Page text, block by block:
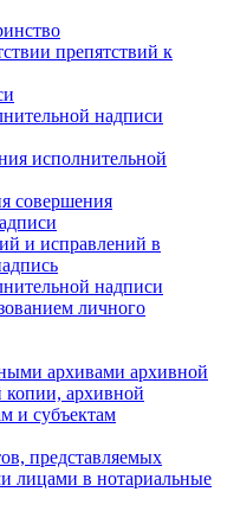
препятствий к
надписи
исполнительной
совершения
и исправлений в
надписи
личного
архивами архивной
копии, архивной
и субъектам
представляемых
лицами в нотариальные